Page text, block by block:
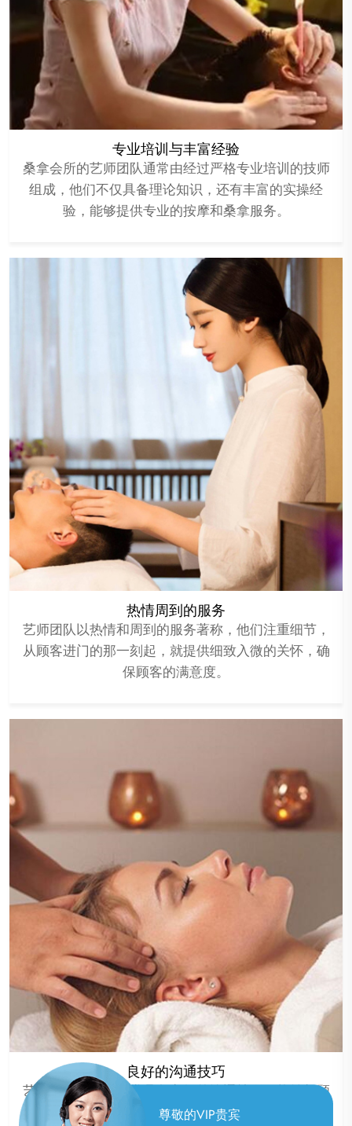
尊敬的VIP贵宾
专业培训与丰富经验
桑拿会所的艺师团队通常由经过严格专业培训的技师
组成，他们不仅具备理论知识，还有丰富的实操经
验，能够提供专业的按摩和桑拿服务。
热情周到的服务
艺师团队以热情和周到的服务著称，他们注重细节，
从顾客进门的那一刻起，就提供细致入微的关怀，确
保顾客的满意度。
良好的沟通技巧
艺师团队的成员通常具备良好的沟通技巧，能够与顾
客建立良好的沟通，了解顾客的需求，提供更加贴心